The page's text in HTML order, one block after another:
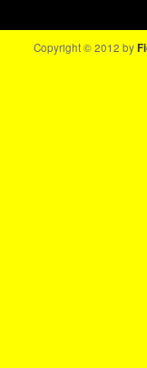
Copyright © 2012 by